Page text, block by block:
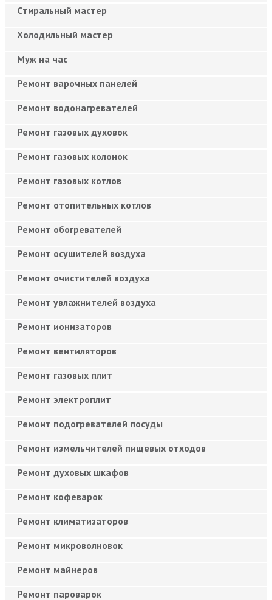
Cтиральный мастер
Холодильный мастер
Муж на час
Ремонт варочных панелей
Ремонт водонагревателей
Ремонт газовых духовок
Ремонт газовых колонок
Ремонт газовых котлов
Ремонт отопительных котлов
Ремонт обогревателей
Ремонт осушителей воздуха
Ремонт очистителей воздуха
Ремонт увлажнителей воздуха
Ремонт ионизаторов
Ремонт вентиляторов
Ремонт газовых плит
Ремонт электроплит
Ремонт подогревателей посуды
Ремонт измельчителей пищевых отходов
Ремонт духовых шкафов
Ремонт кофеварок
Ремонт климатизаторов
Ремонт микроволновок
Ремонт майнеров
Ремонт пароварок